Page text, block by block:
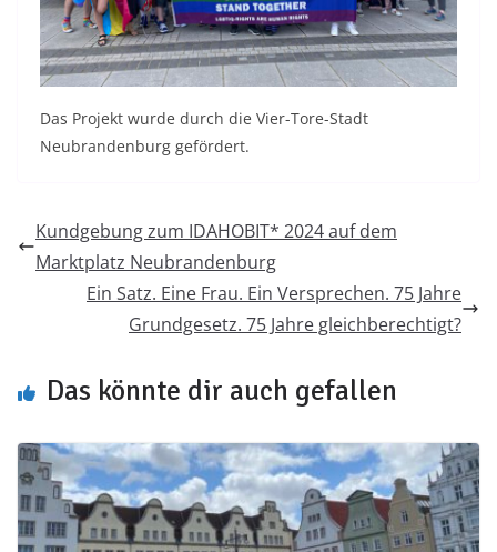
Das Projekt wurde durch die Vier-Tore-Stadt
Neubrandenburg gefördert.
Kundgebung zum IDAHOBIT* 2024 auf dem
Marktplatz Neubrandenburg
Ein Satz. Eine Frau. Ein Versprechen. 75 Jahre
Grundgesetz. 75 Jahre gleichberechtigt?
Das könnte dir auch gefallen